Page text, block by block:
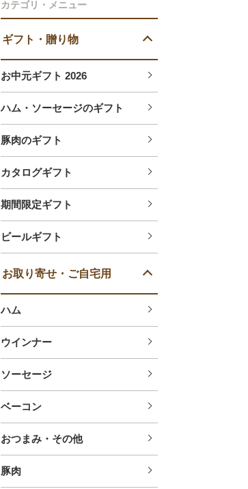
カテゴリ・メニュー
ギフト・贈り物
お中元ギフト 2026
ハム・ソーセージのギフト
豚肉のギフト
カタログギフト
期間限定ギフト
ビールギフト
お取り寄せ・ご自宅用
ハム
ウインナー
ソーセージ
ベーコン
おつまみ・その他
豚肉